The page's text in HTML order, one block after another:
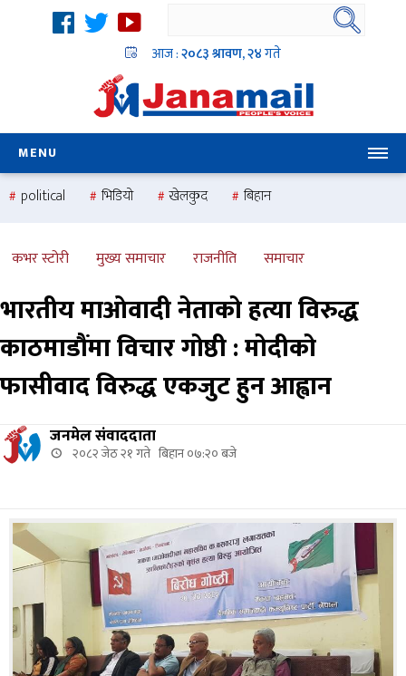
आज :२०८३ श्रावण, २४गते
MENU
political भिडियो खेलकुद
बिहान
national
health
कभर स्टोरी मुख्य समाचार राजनीति समाचार
भारतीय माओवादी नेताको हत्या विरुद्ध
काठमाडौंमा विचार गोष्ठी : मोदीको
फासीवाद विरुद्ध एकजुट हुन आह्वान
जनमेल संवाददाता
२०८२ जेठ २१ गते बिहान ०७:२० बजे